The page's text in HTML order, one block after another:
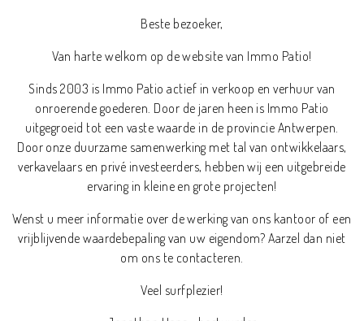
Beste bezoeker,
Van harte welkom op de website van Immo Patio!
Sinds 2003 is Immo Patio actief in verkoop en verhuur van
onroerende goederen. Door de jaren heen is Immo Patio
uitgegroeid tot een vaste waarde in de provincie Antwerpen.
Door onze duurzame samenwerking met tal van ontwikkelaars,
verkavelaars en privé investeerders, hebben wij een uitgebreide
ervaring in kleine en grote projecten!
Wenst u meer informatie over de werking van ons kantoor of een
vrijblijvende waardebepaling van uw eigendom? Aarzel dan niet
om ons te contacteren.
Veel surfplezier!